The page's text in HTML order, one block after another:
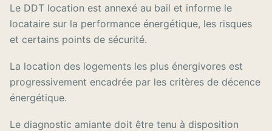
Le DDT location est annexé au bail et informe le
locataire sur la performance énergétique, les risques
et certains points de sécurité.
La location des logements les plus énergivores est
progressivement encadrée par les critères de décence
énergétique.
Le diagnostic amiante doit être tenu à disposition